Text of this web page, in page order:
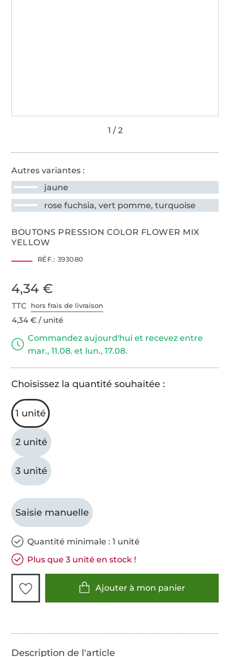
Autres variantes :
jaune
rose fuchsia, vert pomme, turquoise
BOUTONS PRESSION COLOR FLOWER MIX
YELLOW
RÉF.: 393080
4,34 €
TTC hors frais de livraison
4,34 € / unité
Commandez aujourd'hui et recevez entre
mar., 11.08. et lun., 17.08.
Choisissez la quantité souhaitée :
1 unité
2 unité
3 unité
Saisie manuelle
Quantité minimale : 1 unité
Plus que 3 unité en stock !
Ajouter à mon panier